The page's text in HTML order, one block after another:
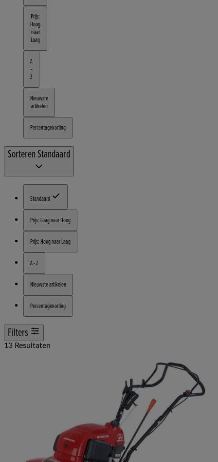
Prijs:
Hoog
naar
Laag
A
-
Z
Nieuwste
artikelen
Percentagekorting
SorterenStandaard
Standaard
Prijs: Laag naar Hoog
Prijs: Hoog naar Laag
A - Z
Nieuwste artikelen
Percentagekorting
Filters
13 Resultaten